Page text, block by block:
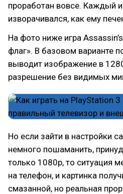
проработан вовсе. Каждый
изворачивался, как ему
На фото ниже игра
флаг». В базовом варианте
выводит изображение в
разрешение без видимых
Но если зайти в настройки
немного пошаманить,
только 1080p, то ситуация
на телефон, и картинка
смазанной, но реальная